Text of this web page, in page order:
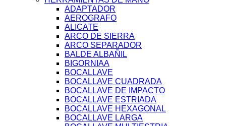
ADAPTADOR
AEROGRAFO
ALICATE
ARCO DE SIERRA
ARCO SEPARADOR
BALDE ALBAÑIL
BIGORNIAA
BOCALLAVE
BOCALLAVE CUADRADA
BOCALLAVE DE IMPACTO
BOCALLAVE ESTRIADA
BOCALLAVE HEXAGONAL
BOCALLAVE LARGA